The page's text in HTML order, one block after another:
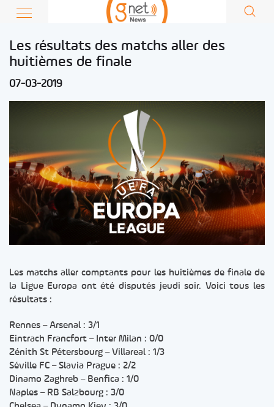
Les résultats des matchs aller des
huitièmes de finale
07-03-2019
Les matchs aller comptants pour les huitièmes de finale de
la Ligue Europa ont été disputés jeudi soir. Voici tous les
résultats :
Rennes – Arsenal : 3/1
Eintrach Francfort – Inter Milan : 0/0
Zénith St Pétersbourg – Villareal : 1/3
Séville FC – Slavia Prague : 2/2
Dinamo Zaghreb – Benfica : 1/0
Naples – RB Salzbourg : 3/0